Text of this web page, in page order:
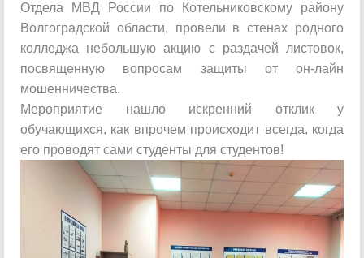
Отдела МВД России по Котельниковскому району
Волгоградской области, провели в стенах родного
колледжа небольшую акцию с раздачей листовок,
посвященную вопросам защиты от он-лайн
мошенничества.
Мероприятие нашло искренний отклик у
обучающихся, как впрочем происходит всегда, когда
его проводят сами студенты для студентов!